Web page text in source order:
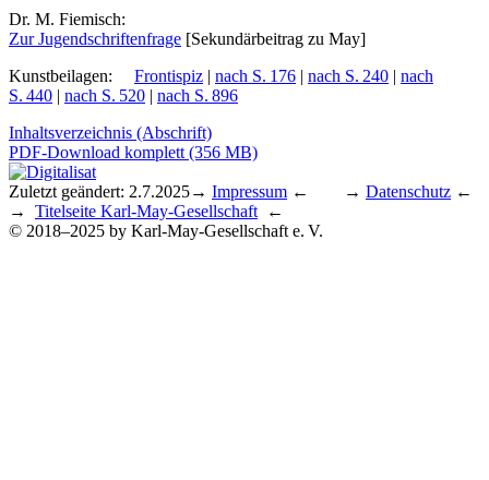
Dr. M. Fiemisch:
Zur Ju­gend­schrif­ten­fra­ge [Se­kun­där­bei­trag zu May]
Kunstbeilagen: Frontispiz | nach S. 176 | nach S. 240 | nach
S. 440 | nach S. 520 | nach S. 896
Inhaltsverzeichnis (Abschrift)
PDF-Download komplett (356 MB)
Zuletzt geändert: 2.7.2025→ Impressum ← → Datenschutz ←
→ Titelseite Karl-May-Gesellschaft ←
© 2018–2025 by Karl-May-Gesellschaft e. V.